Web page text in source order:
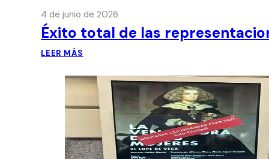
4 de junio de 2026
Éxito total de las
LEER MÁS